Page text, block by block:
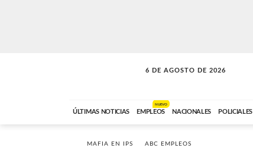
6 DE AGOSTO DE 2026
LA MOVIDA
ÚLTIMAS NOTICIAS EMPLEOS
NUEVO
NACIONALES POLICIALES
MAFIA EN IPS ABC EMPLEOS